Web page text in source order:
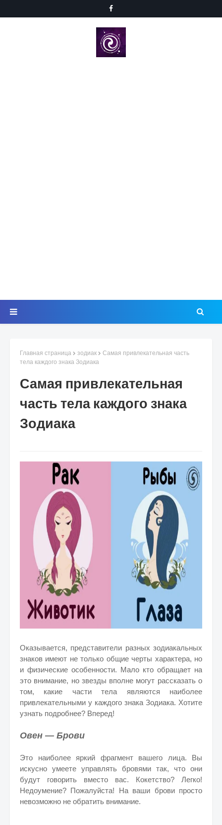
Главная страница зодиак
Самая привлекательная часть
тела каждого знака Зодиака
Самая привлекательная
часть тела каждого знака
Зодиака
Оказывается, представители разных зодиакальных
знаков имеют не только общие черты характера, но
и физические особенности. Мало кто обращает на
это внимание, но звезды вполне могут рассказать о
том, какие части тела являются наиболее
привлекательными у каждого знака Зодиака. Хотите
узнать подробнее? Вперед!
Овен — Брови
Это наиболее яркий фрагмент вашего лица. Вы
искусно умеете управлять бровями так, что они
будут говорить вместо вас. Кокетство? Легко!
Недоумение? Пожалуйста! На ваши брови просто
невозможно не обратить внимание.